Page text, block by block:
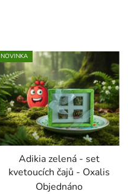
NOVINKA
Adikia zelená - set
kvetoucích čajů - Oxalis
Objednáno